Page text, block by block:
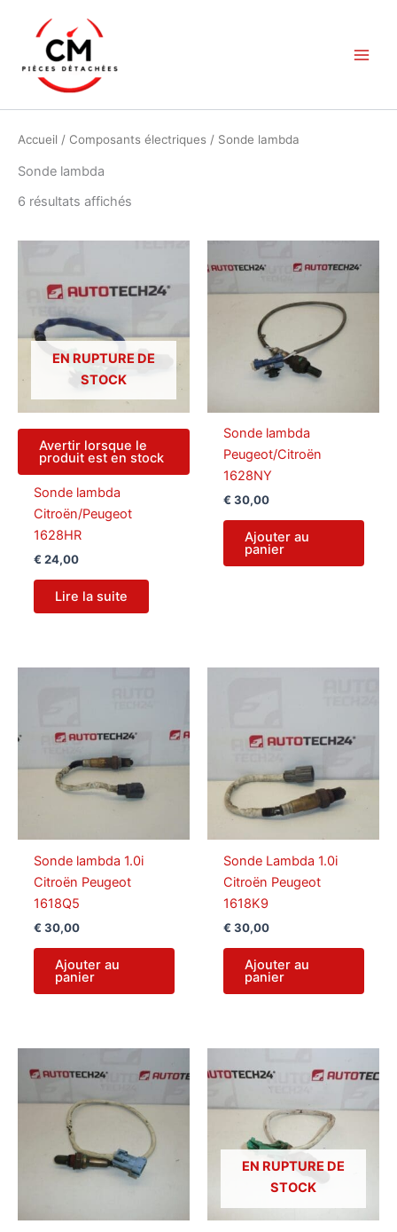
contenu
Accueil / Composants électriques / Sonde lambda
Sonde lambda
6 résultats affichés
récent
EN RUPTURE DE
STOCK
Avertir lorsque le
produit est en stock
Sonde lambda
Citroën/Peugeot
1628HR
€ 24,00
Lire la suite
Sonde lambda
Peugeot/Citroën
1628NY
€ 30,00
Ajouter au
panier
Sonde lambda 1.0i
Citroën Peugeot
1618Q5
€ 30,00
Ajouter au
panier
Sonde Lambda 1.0i
Citroën Peugeot
1618K9
€ 30,00
Ajouter au
panier
EN RUPTURE DE
STOCK